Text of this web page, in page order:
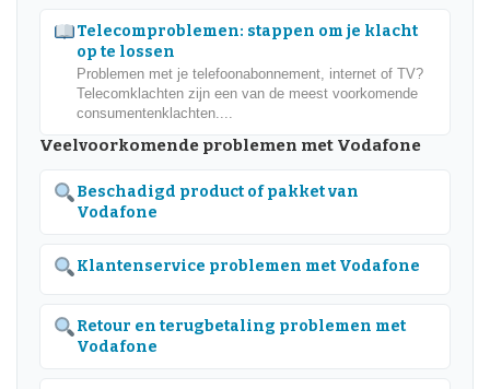
Telecomproblemen: stappen om je klacht
op te lossen
Problemen met je telefoonabonnement, internet of TV?
Telecomklachten zijn een van de meest voorkomende
consumentenklachten....
Veelvoorkomende problemen met Vodafone
Beschadigd product of pakket van
Vodafone
Klantenservice problemen met Vodafone
Retour en terugbetaling problemen met
Vodafone